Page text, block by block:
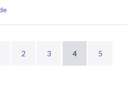
2 3 4 5